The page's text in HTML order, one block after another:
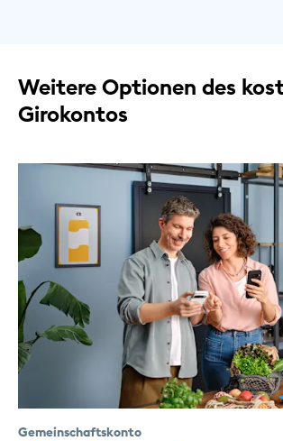
Weitere Optionen des
Girokontos
Gemeinschaftskonto